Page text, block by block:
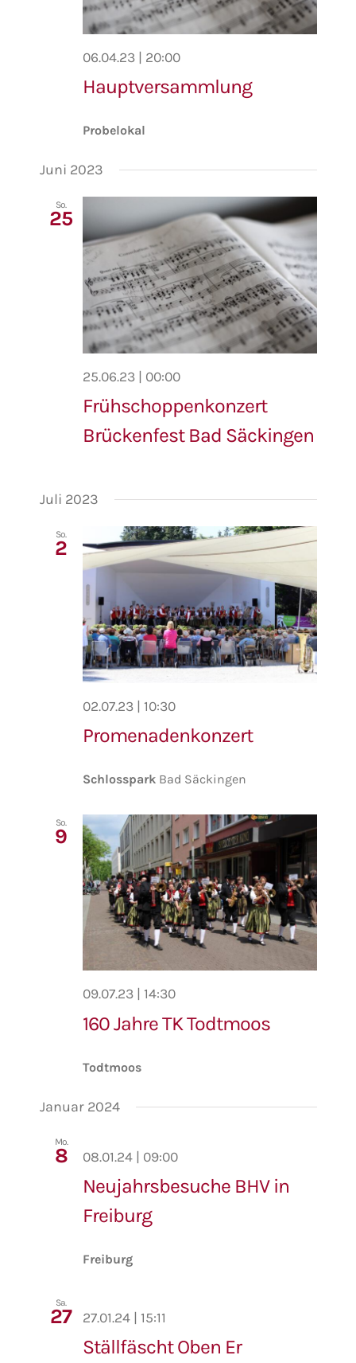
06.04.23 | 20:00
Hauptversammlung
Probelokal
Juni 2023
So.
25
25.06.23 | 00:00
Frühschoppenkonzert
Brückenfest Bad Säckingen
Juli 2023
So.
2
02.07.23 | 10:30
Promenadenkonzert
Schlosspark Bad Säckingen
So.
9
09.07.23 | 14:30
160 Jahre TK Todtmoos
Todtmoos
Januar 2024
Mo.
8 08.01.24 | 09:00
Neujahrsbesuche BHV in
Freiburg
Freiburg
Sa.
27 27.01.24 | 15:11
Ställfäscht Oben Er